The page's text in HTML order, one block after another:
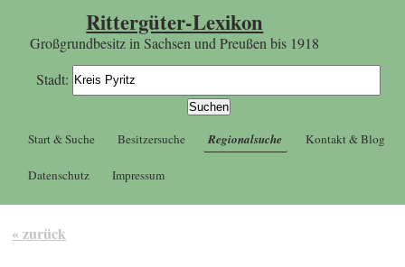
Rittergüter-Lexikon
Großgrundbesitz in Sachsen und Preußen bis 1918
Stadt:
Start & Suche Besitzersuche Regionalsuche Kontakt & Blog
Datenschutz Impressum
« zurück